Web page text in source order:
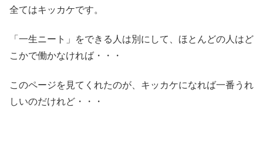
全てはキッカケです。
「一生ニート」をできる人は別にして、ほとんどの人はど
こかで働かなければ・・・
このページを見てくれたのが、キッカケになれば一番うれ
しいのだけれど・・・